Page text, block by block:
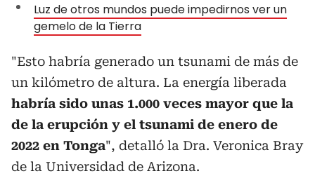
Luz de otros mundos puede impedirnos ver un
gemelo de la Tierra
"Esto habría generado un tsunami de más de
un kilómetro de altura. La energía liberada
habría sido unas 1.000 veces mayor que la
de la erupción y el tsunami de enero de
2022 en Tonga", detalló la Dra. Veronica Bray
de la Universidad de Arizona.